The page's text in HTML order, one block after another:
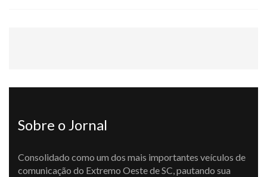
Sobre o Jornal
Consolidado como um dos mais importantes veículos de
comunicação do Extremo Oeste de SC, pautando sua